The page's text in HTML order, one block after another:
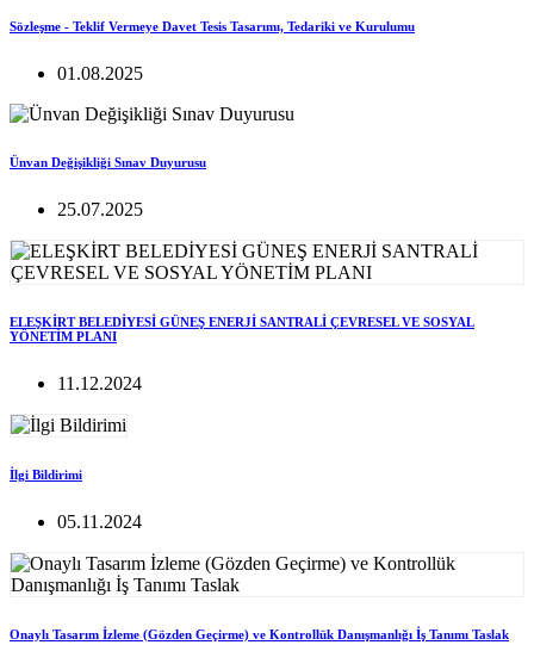
Sözleşme - Teklif Vermeye Davet Tesis Tasarımı, Tedariki ve Kurulumu
01.08.2025
Ünvan Değişikliği Sınav Duyurusu
25.07.2025
ELEŞKİRT BELEDİYESİ GÜNEŞ ENERJİ SANTRALİ ÇEVRESEL VE SOSYAL
YÖNETİM PLANI
11.12.2024
İlgi Bildirimi
05.11.2024
Onaylı Tasarım İzleme (Gözden Geçirme) ve Kontrollük Danışmanlığı İş Tanımı Taslak